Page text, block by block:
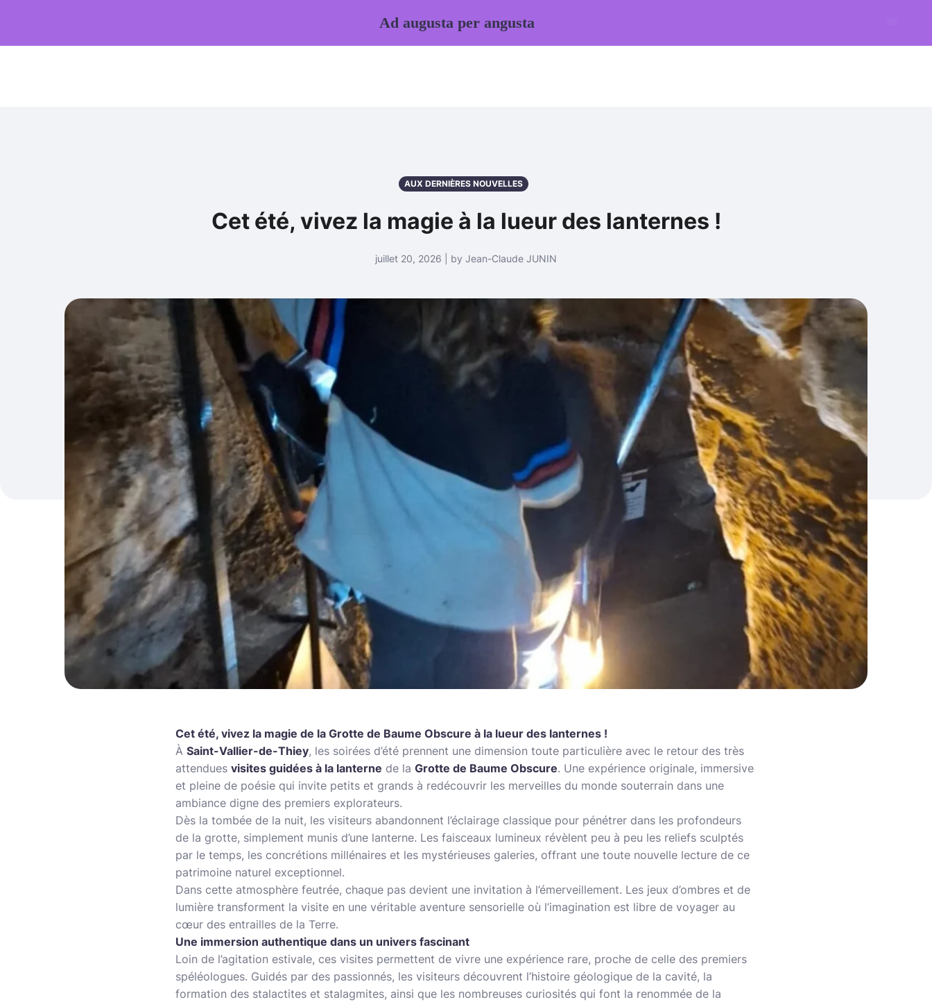
AUX DERNIÈRES NOUVELLES
Cet été, vivez la magie à la lueur des lanternes !
juillet 20, 2026 | by Jean-Claude JUNIN
Cet été, vivez la magie de la Grotte de Baume Obscure à la lueur des lanternes !
À Saint-Vallier-de-Thiey, les soirées d’été prennent une dimension toute particulière avec le retour des très
attendues visites guidées à la lanterne de la Grotte de Baume Obscure. Une expérience originale, immersive
et pleine de poésie qui invite petits et grands à redécouvrir les merveilles du monde souterrain dans une
ambiance digne des premiers explorateurs.
Dès la tombée de la nuit, les visiteurs abandonnent l’éclairage classique pour pénétrer dans les profondeurs
de la grotte, simplement munis d’une lanterne. Les faisceaux lumineux révèlent peu à peu les reliefs sculptés
par le temps, les concrétions millénaires et les mystérieuses galeries, offrant une toute nouvelle lecture de ce
patrimoine naturel exceptionnel.
Dans cette atmosphère feutrée, chaque pas devient une invitation à l’émerveillement. Les jeux d’ombres et de
lumière transforment la visite en une véritable aventure sensorielle où l’imagination est libre de voyager au
cœur des entrailles de la Terre.
Une immersion authentique dans un univers fascinant
Loin de l’agitation estivale, ces visites permettent de vivre une expérience rare, proche de celle des premiers
spéléologues. Guidés par des passionnés, les visiteurs découvrent l’histoire géologique de la cavité, la
formation des stalactites et stalagmites, ainsi que les nombreuses curiosités qui font la renommée de la
Ad augusta per angusta